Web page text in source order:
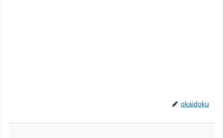
okaidoku